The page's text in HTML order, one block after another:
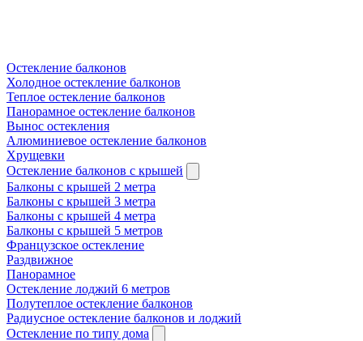
Остекление балконов
Холодное остекление балконов
Теплое остекление балконов
Панорамное остекление балконов
Вынос остекления
Алюминиевое остекление балконов
Хрущевки
Остекление балконов с крышей
Балконы с крышей 2 метра
Балконы с крышей 3 метра
Балконы с крышей 4 метра
Балконы с крышей 5 метров
Французское остекление
Раздвижное
Панорамное
Остекление лоджий 6 метров
Полутеплое остекление балконов
Радиусное остекление балконов и лоджий
Остекление по типу дома